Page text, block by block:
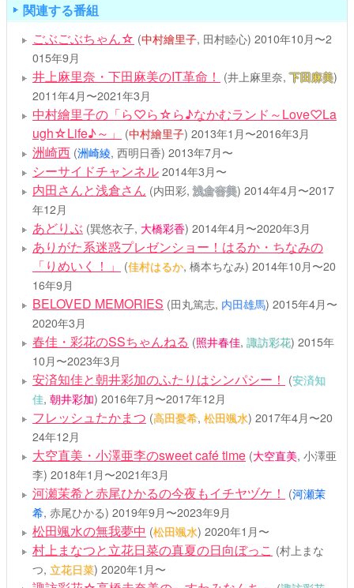
関連する番組
ごぶごぶちゃん☆ (中村繪里子, 田村睦心) 2010年10月〜2
015年9月
井上麻里奈・下田麻美のIT革命！ (井上麻里奈,下田麻美)
2011年4月〜2021年3月
中村繪里子の「ら♡ら☆ら♪なかむランド～Love♡La
ugh☆Life♪～」
(中村繪里子) 2013年1月〜2016年3月
洲崎西 (洲崎綾, 西明日香) 2013年7月〜
シーサイドチャンネル 2014年3月〜
内田さんと浅倉さん (内田彩,浅倉杏美) 2014年4月〜2017
年12月
あどりぶ (巽悠衣子, 大橋彩香) 2014年4月〜2020年3月
ありがた系迷惑プレゼンショー！はるか・ちなみの
「りめいく！」
(佳村はるか, 橋本ちなみ) 2014年10月〜20
16年9月
BELOVED MEMORIES (田丸篤志, 内田雄馬) 2015年4月〜
2020年3月
春佳・彩花のSSちゃんねる (照井春佳, 諏訪彩花) 2015年
10月〜2023年3月
安済知佳と朝井彩加のふたりはシンパシー！ (安済知
佳, 朝井彩加) 2016年7月〜2017年12月
フレッシュたかまつ (高田憂希, 松田颯水) 2017年4月〜20
24年12月
大空直美・小澤亜李のsweet café time (大空直美, 小澤亜
李) 2018年1月〜2021年3月
河瀬茉希と赤尾ひかるの今夜もイチヤヅケ！ (河瀬茉
希, 赤尾ひかる) 2019年9月〜2023年9月
松田颯水の無我夢中 (松田颯水) 2020年1月〜
村上まなつと立花日菜の真夏の日向ぼっこ (村上まな
つ, 立花日菜) 2020年1月〜